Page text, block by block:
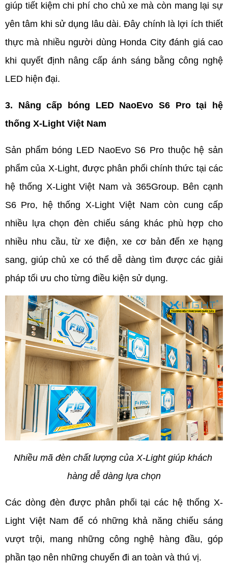
giúp tiết kiệm chi phí cho chủ xe mà còn mang lại sự
yên tâm khi sử dụng lâu dài. Đây chính là lợi ích thiết
thực mà nhiều người dùng Honda City đánh giá cao
khi quyết định nâng cấp ánh sáng bằng công nghệ
LED hiện đại.
3. Nâng cấp bóng LED NaoEvo S6 Pro tại hệ
thống X-Light Việt Nam
Sản phẩm bóng LED NaoEvo S6 Pro thuộc hệ sản
phẩm của X-Light, được phân phối chính thức tại các
hệ thống X-Light Việt Nam và 365Group. Bên cạnh
S6 Pro, hệ thống X-Light Việt Nam còn cung cấp
nhiều lựa chọn đèn chiếu sáng khác phù hợp cho
nhiều nhu cầu, từ xe điện, xe cơ bản đến xe hạng
sang, giúp chủ xe có thể dễ dàng tìm được các giải
pháp tối ưu cho từng điều kiện sử dụng.
Nhiều mã đèn chất lượng của X-Light giúp khách
hàng dễ dàng lựa chọn
Các dòng đèn được phân phối tại các hệ thống X-
Light Việt Nam để có những khả năng chiếu sáng
vượt trội, mang những công nghệ hàng đầu, góp
phần tạo nên những chuyến đi an toàn và thú vị.